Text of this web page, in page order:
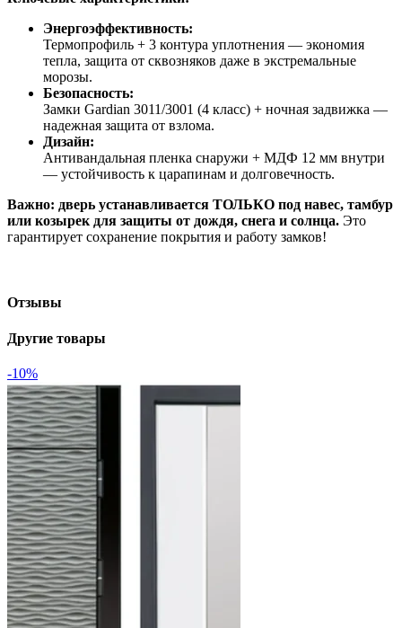
Энергоэффективность:
Термопрофиль + 3 контура уплотнения — экономия
тепла, защита от сквозняков даже в экстремальные
морозы.
Безопасность:
Замки Gardian 3011/3001 (4 класс) + ночная задвижка —
надежная защита от взлома.
Дизайн:
Антивандальная пленка снаружи + МДФ 12 мм внутри
— устойчивость к царапинам и долговечность.
Важно: дверь устанавливается ТОЛЬКО под навес, тамбур
или козырек для защиты от дождя, снега и солнца. Это
гарантирует сохранение покрытия и работу замков!
Отзывы
Другие товары
-10%